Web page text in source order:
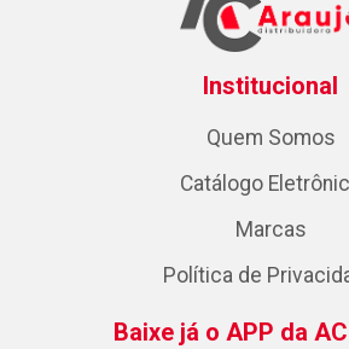
Institucional
Quem Somos
Catálogo
Marcas
Política de
Baixe já o APP da